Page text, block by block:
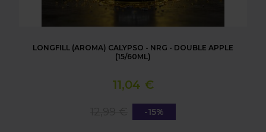
LONGFILL (AROMA) CALYPSO - NRG - DOUBLE APPLE
(15/60ML)
11,04 €
-15%